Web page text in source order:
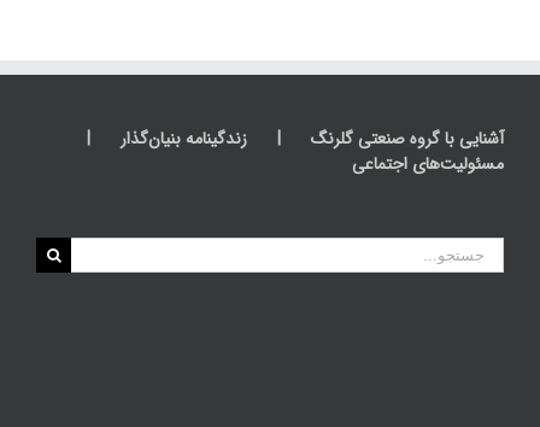
آشنایی با گروه صنعتی گلرنگ
زندگینامه بنیان‌گذار
مسئولیت‌های اجتماعی
جستجو
برای: